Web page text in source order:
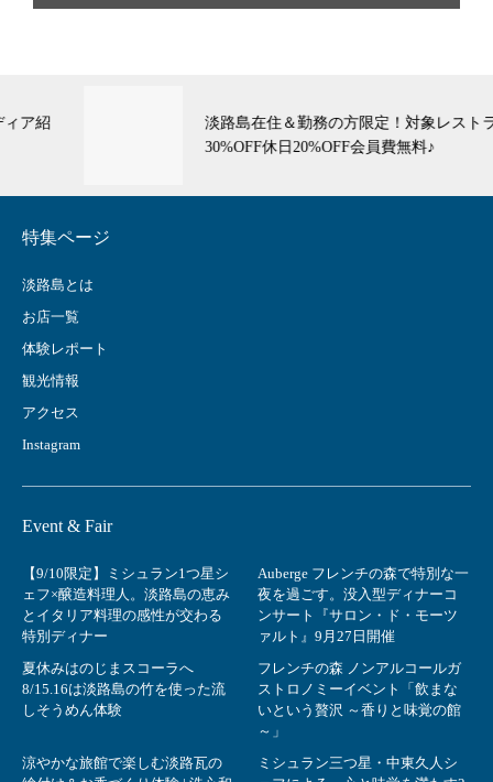
淡路島在住＆勤務の方限定！対象レストラン平日
30%OFF休日20%OFF会員費無料♪
特集ページ
淡路島とは
お店一覧
体験レポート
観光情報
アクセス
Instagram
Event & Fair
【9/10限定】ミシュラン1つ星シ
ェフ×醸造料理人。淡路島の恵み
とイタリア料理の感性が交わる
特別ディナー
Auberge フレンチの森で特別な一
夜を過ごす。没入型ディナーコ
ンサート『サロン・ド・モーツ
ァルト』9月27日開催
夏休みはのじまスコーラへ
8/15.16は淡路島の竹を使った流
しそうめん体験
フレンチの森 ノンアルコールガ
ストロノミーイベント「飲まな
いという贅沢 ～香りと味覚の館
～」
涼やかな旅館で楽しむ淡路瓦の
ミシュラン三つ星・中東久人シ